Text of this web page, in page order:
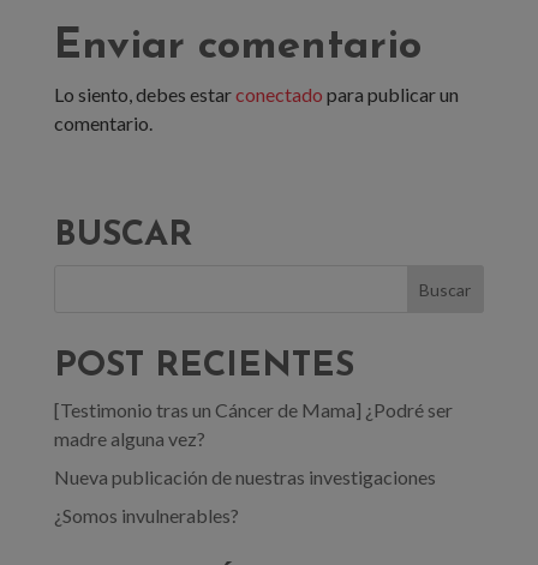
Enviar comentario
Lo siento, debes estarconectado para publicar un
comentario.
BUSCAR
POST RECIENTES
[Testimonio tras un Cáncer de Mama] ¿Podré ser
madre alguna vez?
Nueva publicación de nuestras investigaciones
¿Somos invulnerables?